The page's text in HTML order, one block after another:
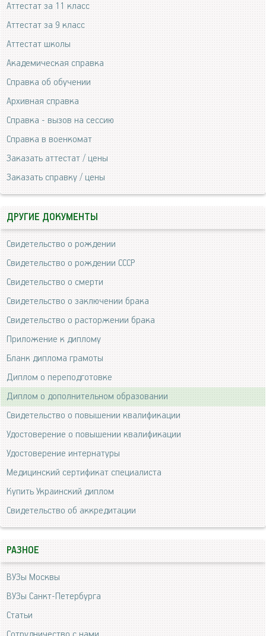
Аттестат за 11 класс
Аттестат за 9 класс
Аттестат школы
Академическая справка
Справка об обучении
Архивная справка
Справка - вызов на сессию
Справка в военкомат
Заказать аттестат / цены
Заказать справку / цены
ДРУГИЕ ДОКУМЕНТЫ
Свидетельство о рождении
Свидетельство о рождении СССР
Свидетельство о смерти
Свидетельство о заключении брака
Свидетельство о расторжении брака
Приложение к диплому
Бланк диплома грамоты
Диплом о переподготовке
Диплом о дополнительном образовании
Свидетельство о повышении квалификации
Удостоверение о повышении квалификации
Удостоверение интернатуры
Медицинский сертификат специалиста
Купить Украинский диплом
Свидетельство об аккредитации
РАЗНОЕ
ВУЗы Москвы
ВУЗы Санкт-Петербурга
Статьи